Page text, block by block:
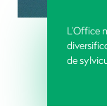
L’Office
de